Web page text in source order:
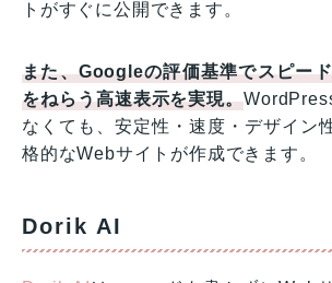
トがすぐに公開できます。
また、Googleの評価基準でスピー
をねらう高速表示を実現。
なくても、安定性・速度・デザイン
格的なWebサイトが作成できます。
Dorik AI